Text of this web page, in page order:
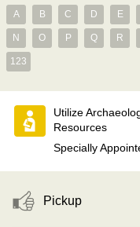
A B C D E
N O P Q R
123
Utilize
Resources
Specially
Pickup